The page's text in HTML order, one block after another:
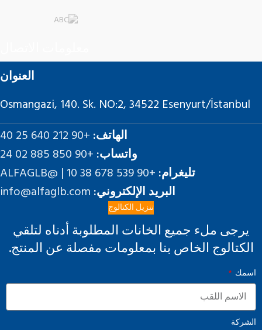
العنوان
Osmangazi, 140. Sk. NO:2, 34522 Esenyurt/İstanbul
الهاتف: +90 212 640 25 40
واتساب: +90 850 885 02 24
تليغرام: +90 539 678 38 10 | @ALFAGLB
البريد الإلكتروني: info@alfaglb.com
تنزيل الكتالوج
يرجى ملء جميع الخانات المطلوبة أدناه لتلقي
الكتالوج الخاص بنا بمعلومات مفصلة عن المنتج.
اسمك
الشركة